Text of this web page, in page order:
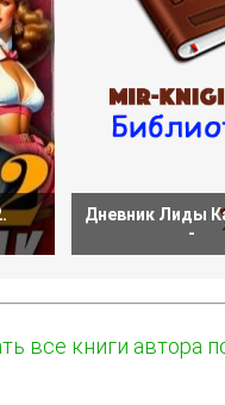
Дневник Лиды
-
все книги автора